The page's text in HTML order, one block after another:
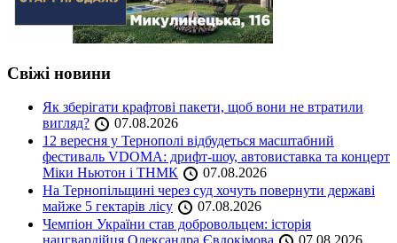
Свіжі новини
Як зберігати крафтові пакети, щоб вони не втратили
вигляд?
07.08.2026
12 вересня у Тернополі відбудеться масштабний
фестиваль VDOMA: дрифт-шоу, автовиставка та концерт
Міки Ньютон і ТНМК
07.08.2026
На Тернопільщині через суд хочуть повернути державі
майже 5 гектарів лісу
07.08.2026
Чемпіон України став добровольцем: історія